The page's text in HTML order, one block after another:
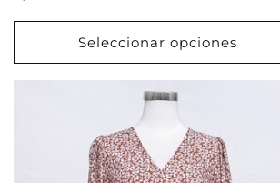
Seleccionar opciones